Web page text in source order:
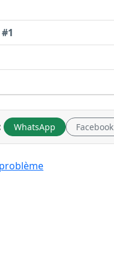
WhatsApp Facebook